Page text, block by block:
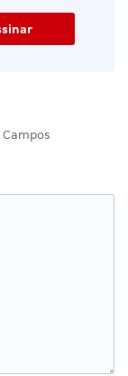
Campos